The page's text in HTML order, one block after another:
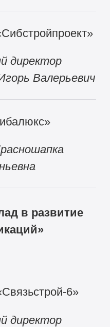
директор
Валерьевич
в развитие
»
6»
директор